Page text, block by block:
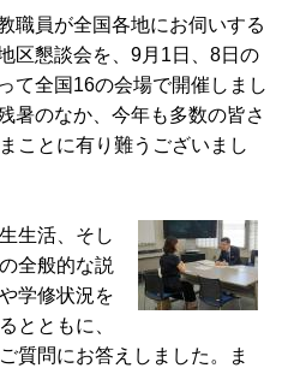
職員が全国各地にお伺いする
区懇談会を、9月1日、8日の
て全国16の会場で開催しまし
暑のなか、今年も多数の皆さ
ことに有り難うございまし
生活、そし
全般的な説
学修状況を
とともに、
質問にお答えしました。ま